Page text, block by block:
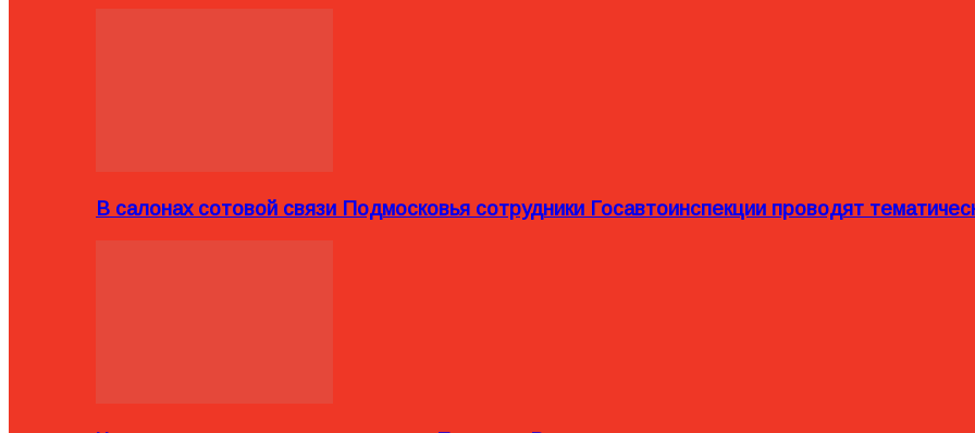
В салонах сотовой связи Подмосковья сотрудники Госавтоинспекции проводят